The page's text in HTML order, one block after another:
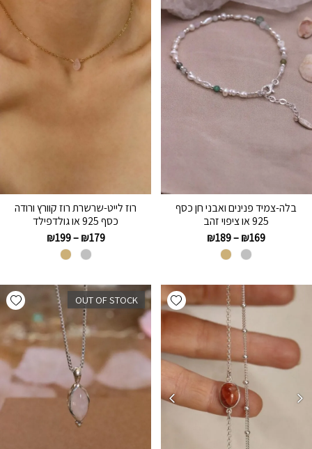
בלה-צמיד פנינים ואבני חן כסף
925 או ציפוי זהב
₪169
–
₪189
רוז לייט-שרשרת רוז קוורץ ורודה
כסף 925 או גולדפילד
₪179
–
₪199
Add wishlist
OUT OF STOCK